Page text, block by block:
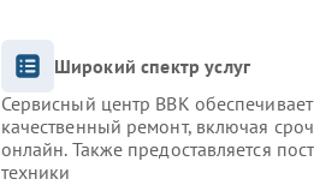
Широкий спектр услуг
Сервисный центр BBK
качественный ремонт, включая
онлайн. Также предоставляется
техники